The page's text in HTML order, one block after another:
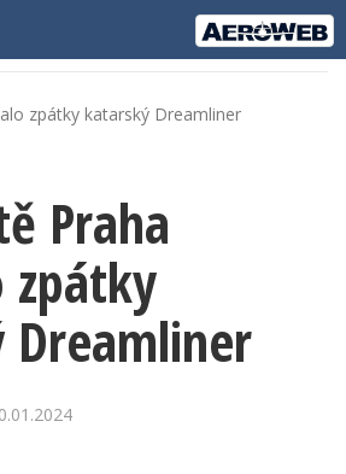
zpátky katarský Dreamliner
Praha